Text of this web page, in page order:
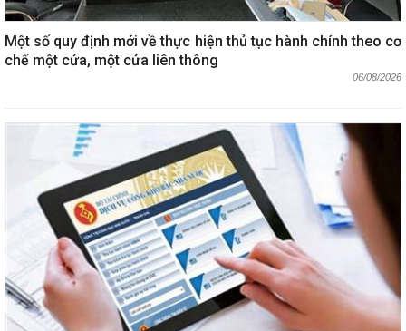
Một số quy định mới về thực hiện thủ tục hành chính theo cơ
chế một cửa, một cửa liên thông
06/08/2026